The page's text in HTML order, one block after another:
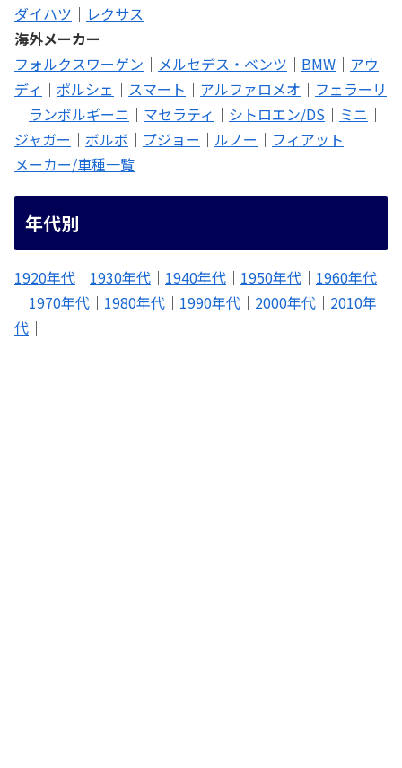
ダイハツ ｜ レクサス
海外メーカー
フォルクスワーゲン ｜ メルセデス・ベンツ ｜ BMW ｜ アウ
ディ ｜ ポルシェ ｜ スマート ｜ アルファロメオ ｜ フェラーリ
｜ ランボルギーニ ｜ マセラティ ｜ シトロエン/DS ｜ ミニ ｜
ジャガー ｜ ボルボ ｜ プジョー ｜ ルノー ｜ フィアット
メーカー/車種一覧
年代別
1920年代 ｜ 1930年代 ｜ 1940年代 ｜ 1950年代 ｜ 1960年代
｜ 1970年代 ｜ 1980年代 ｜ 1990年代 ｜ 2000年代 ｜ 2010年
代 ｜